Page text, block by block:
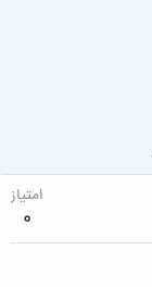
امتیاز
0